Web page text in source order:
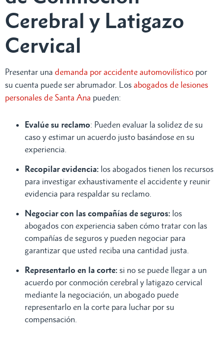
Cerebral y Latigazo
Cervical
Presentar una demanda por accidente automovilístico por
su cuenta puede ser abrumador. Los abogados de lesiones
personales de Santa Ana pueden:
Evalúe su reclamo: Pueden evaluar la solidez de su
caso y estimar un acuerdo justo basándose en su
experiencia.
Recopilar evidencia: los abogados tienen los recursos
para investigar exhaustivamente el accidente y reunir
evidencia para respaldar su reclamo.
Negociar con las compañías de seguros: los
abogados con experiencia saben cómo tratar con las
compañías de seguros y pueden negociar para
garantizar que usted reciba una cantidad justa.
Representarlo en la corte: si no se puede llegar a un
acuerdo por conmoción cerebral y latigazo cervical
mediante la negociación, un abogado puede
representarlo en la corte para luchar por su
compensación.